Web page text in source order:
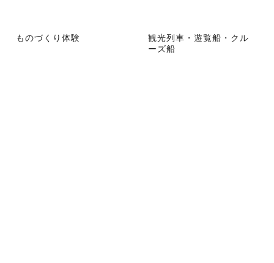
ものづくり体験
観光列車・遊覧船・クル
ーズ船